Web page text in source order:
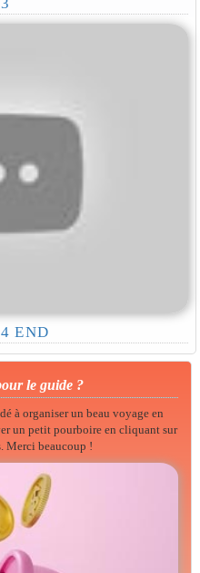
END
le guide ?
à organiser un beau voyage en
un petit pourboire en cliquant sur
Merci beaucoup !